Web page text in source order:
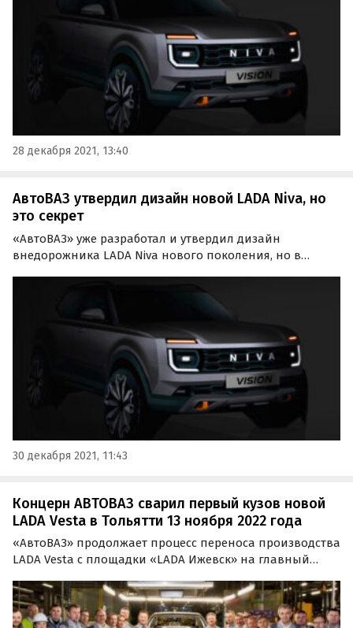
28 декабря 2021, 13:40
АвтоВАЗ утвердил дизайн новой LADA Niva, но
это секрет
«АвтоВАЗ» уже разработал и утвердил дизайн
внедорожника LADA Niva нового поколения, но в
президент компании Николя Мор в своем новогоднем
поздравлении.
30 декабря 2021, 11:43
Концерн АВТОВАЗ сварил первый кузов новой
LADA Vesta в Тольятти 13 ноября 2022 года
«АвтоВАЗ» продолжает процесс переноса производства
LADA Vesta с площадки «LADA Ижевск» на главный
модели месте были сварены первые три кузова,
сообщает пресс-служба компании.